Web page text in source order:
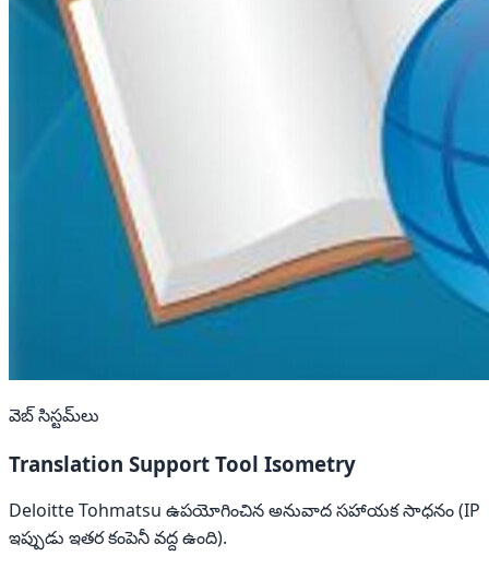
వెబ్ సిస్టమ్‌లు
Translation Support Tool Isometry
Deloitte Tohmatsu ఉపయోగించిన అనువాద సహాయక సాధనం (IP
ఇప్పుడు ఇతర కంపెనీ వద్ద ఉంది).